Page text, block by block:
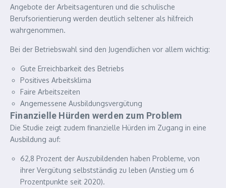
Angebote der Arbeitsagenturen und die schulische
Berufsorientierung werden deutlich seltener als hilfreich
wahrgenommen.
Bei der Betriebswahl sind den Jugendlichen vor allem wichtig:
Gute Erreichbarkeit des Betriebs
Positives Arbeitsklima
Faire Arbeitszeiten
Angemessene Ausbildungsvergütung
Finanzielle Hürden werden zum Problem
Die Studie zeigt zudem finanzielle Hürden im Zugang in eine
Ausbildung auf:
62,8 Prozent der Auszubildenden haben Probleme, von
ihrer Vergütung selbstständig zu leben (Anstieg um 6
Prozentpunkte seit 2020).